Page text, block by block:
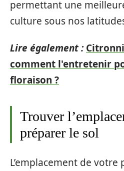
permettant une
culture sous nos
Lire également :
comment l'entretenir
floraison ?
Trouver
préparer le sol
L’emplacement de